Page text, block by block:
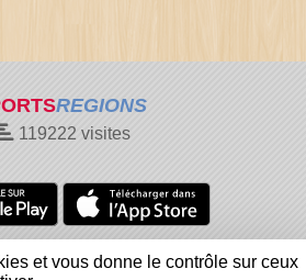
REGIONS
119222 visites
Gestion des cookies
et vous donne le contrôle sur ceux